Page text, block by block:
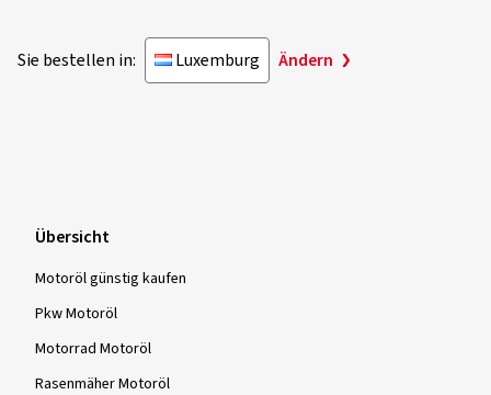
Sie bestellen in: Luxemburg Ändern
Übersicht
Motoröl günstig kaufen
Pkw Motoröl
Motorrad Motoröl
Rasenmäher Motoröl